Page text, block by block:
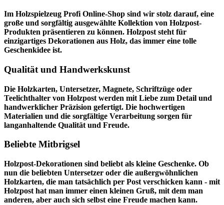
Im Holzspielzeug Profi Online-Shop sind wir stolz darauf, eine
große und sorgfältig ausgewählte Kollektion von Holzpost-
Produkten präsentieren zu können. Holzpost steht für
einzigartiges Dekorationen aus Holz, das immer eine tolle
Geschenkidee ist.
Qualität und Handwerkskunst
Die Holzkarten, Untersetzer, Magnete, Schriftzüge oder
Teelichthalter von Holzpost werden mit Liebe zum Detail und
handwerklicher Präzision gefertigt. Die hochwertigen
Materialien und die sorgfältige Verarbeitung sorgen für
langanhaltende Qualität und Freude.
Beliebte Mitbrigsel
Holzpost-Dekorationen sind beliebt als kleine Geschenke. Ob
nun die beliebten Untersetzer oder die außergwöhnlichen
Holzkarten, die man tatsächlich per Post verschicken kann - mit
Holzpost hat man immer einen kleinen Gruß, mit dem man
anderen, aber auch sich selbst eine Freude machen kann.